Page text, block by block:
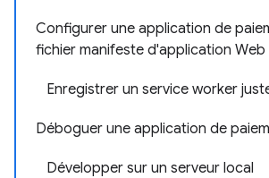
Configurer une application de
fichier manifeste d'application Web
Enregistrer un service worker
Déboguer une application de
Développer sur un serveur local